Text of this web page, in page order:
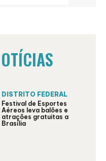
DISTRITO FEDERAL
Festival de Esportes
Aéreos leva balões e
atrações gratuitas a
Brasília